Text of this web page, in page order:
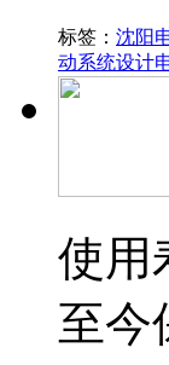
标签： 沈阳
动系统设计
使用
至今